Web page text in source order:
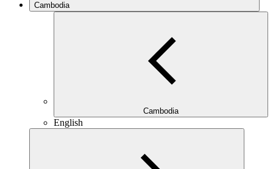
Cambodia
Cambodia
English